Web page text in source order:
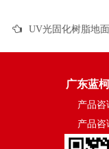
广东蓝
产品咨
产品咨